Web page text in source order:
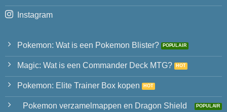
Instagram
Pokemon: Wat is een Pokemon Blister?
Magic: Wat is een Commander Deck MTG?
Pokemon: Elite Trainer Box kopen
Pokemon verzamelmappen en Dragon Shield